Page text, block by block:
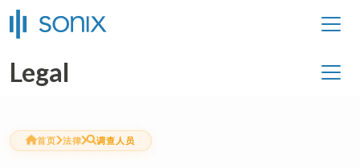
Legal
首页 法律 调查人员